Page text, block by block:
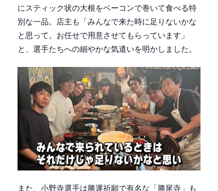
にスティック状の大根をベーコンで巻いて食べる特
別な一品。店主も「みんなで来た時に足りないかな
と思って。お任せで用意させてもらっています」
と、選手たちへの細やかな気遣いを明かしました。
また、小野寺選手は勝運祈願で有名な「勝尾寺」も